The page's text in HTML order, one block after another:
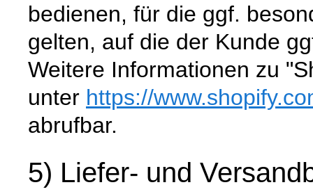
bedienen, für die ggf.
gelten, auf die der Kunde
Weitere Informationen zu
unter https://
abrufbar.
5) Liefer- und